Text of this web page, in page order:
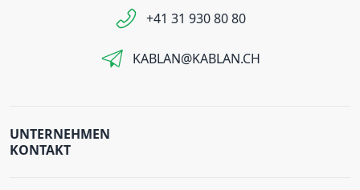
+41 31 930 80 80
KABLAN@KABLAN.CH
UNTERNEHMEN
KONTAKT